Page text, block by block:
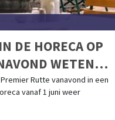
DE HORECA OP
WETEN
Rutte vanavond in een
vanaf 1 juni weer